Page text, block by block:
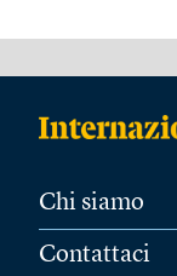
Chi siamo
Contattaci